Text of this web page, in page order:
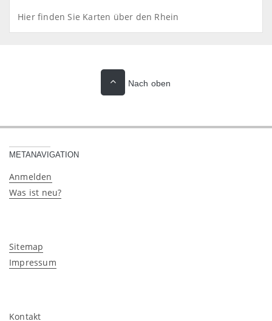
Hier finden Sie Karten über den Rhein
Nach oben
METANAVIGATION
Anmelden
Was ist neu?
Sitemap
Impressum
Kontakt